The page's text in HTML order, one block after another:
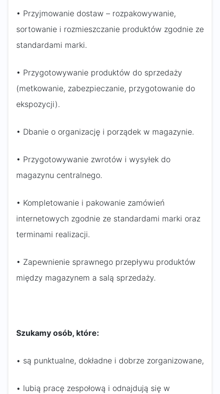
• Przyjmowanie dostaw – rozpakowywanie,
sortowanie i rozmieszczanie produktów zgodnie ze
standardami marki.
• Przygotowywanie produktów do sprzedaży
(metkowanie, zabezpieczanie, przygotowanie do
ekspozycji).
• Dbanie o organizację i porządek w magazynie.
• Przygotowywanie zwrotów i wysyłek do
magazynu centralnego.
• Kompletowanie i pakowanie zamówień
internetowych zgodnie ze standardami marki oraz
terminami realizacji.
• Zapewnienie sprawnego przepływu produktów
między magazynem a salą sprzedaży.
Szukamy osób, które:
• są punktualne, dokładne i dobrze zorganizowane,
• lubią pracę zespołową i odnajdują się w